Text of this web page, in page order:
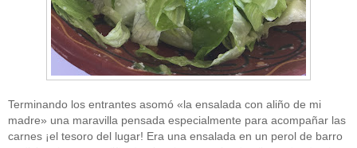
Terminando los entrantes asomó «la ensalada con aliño de mi
madre» una maravilla pensada especialmente para acompañar las
carnes ¡el tesoro del lugar! Era una ensalada en un perol de barro